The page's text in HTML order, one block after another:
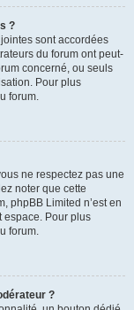
?
sont accordées
du forum ont peut-
concerné, ou seuls
Pour plus
forum.
ne respectez pas une
noter que cette
phpBB Limited n’est en
espace. Pour plus
forum.
?